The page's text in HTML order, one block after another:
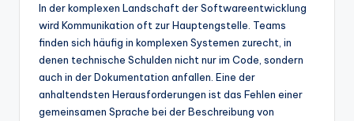
&
S
In der komplexen Landschaft der Softwareentwicklung
wird Kommunikation oft zur Hauptengstelle. Teams
finden sich häufig in komplexen Systemen zurecht, in
denen technische Schulden nicht nur im Code, sondern
auch in der Dokumentation anfallen. Eine der
anhaltendsten Herausforderungen ist das Fehlen einer
gemeinsamen Sprache bei der Beschreibung von